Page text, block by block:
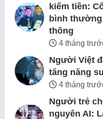
kiếm tiền:
bình
thông
4 tháng
Người Việt
tăng năng
4 tháng
Người trẻ
nguyên AI: